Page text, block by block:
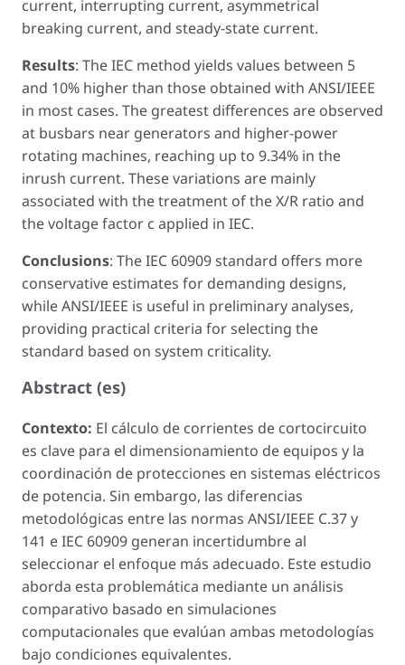
current, interrupting current, asymmetrical
breaking current, and steady-state current.
Results: The IEC method yields values ​​between 5
and 10% higher than those obtained with ANSI/IEEE
in most cases. The greatest differences are observed
at busbars near generators and higher-power
rotating machines, reaching up to 9.34% in the
inrush current. These variations are mainly
associated with the treatment of the X/R ratio and
the voltage factor c applied in IEC.
Conclusions: The IEC 60909 standard offers more
conservative estimates for demanding designs,
while ANSI/IEEE is useful in preliminary analyses,
providing practical criteria for selecting the
standard based on system criticality.
Abstract (es)
Contexto: El cálculo de corrientes de cortocircuito
es clave para el dimensionamiento de equipos y la
coordinación de protecciones en sistemas eléctricos
de potencia. Sin embargo, las diferencias
metodológicas entre las normas ANSI/IEEE C.37 y
141 e IEC 60909 generan incertidumbre al
seleccionar el enfoque más adecuado. Este estudio
aborda esta problemática mediante un análisis
comparativo basado en simulaciones
computacionales que evalúan ambas metodologías
bajo condiciones equivalentes.